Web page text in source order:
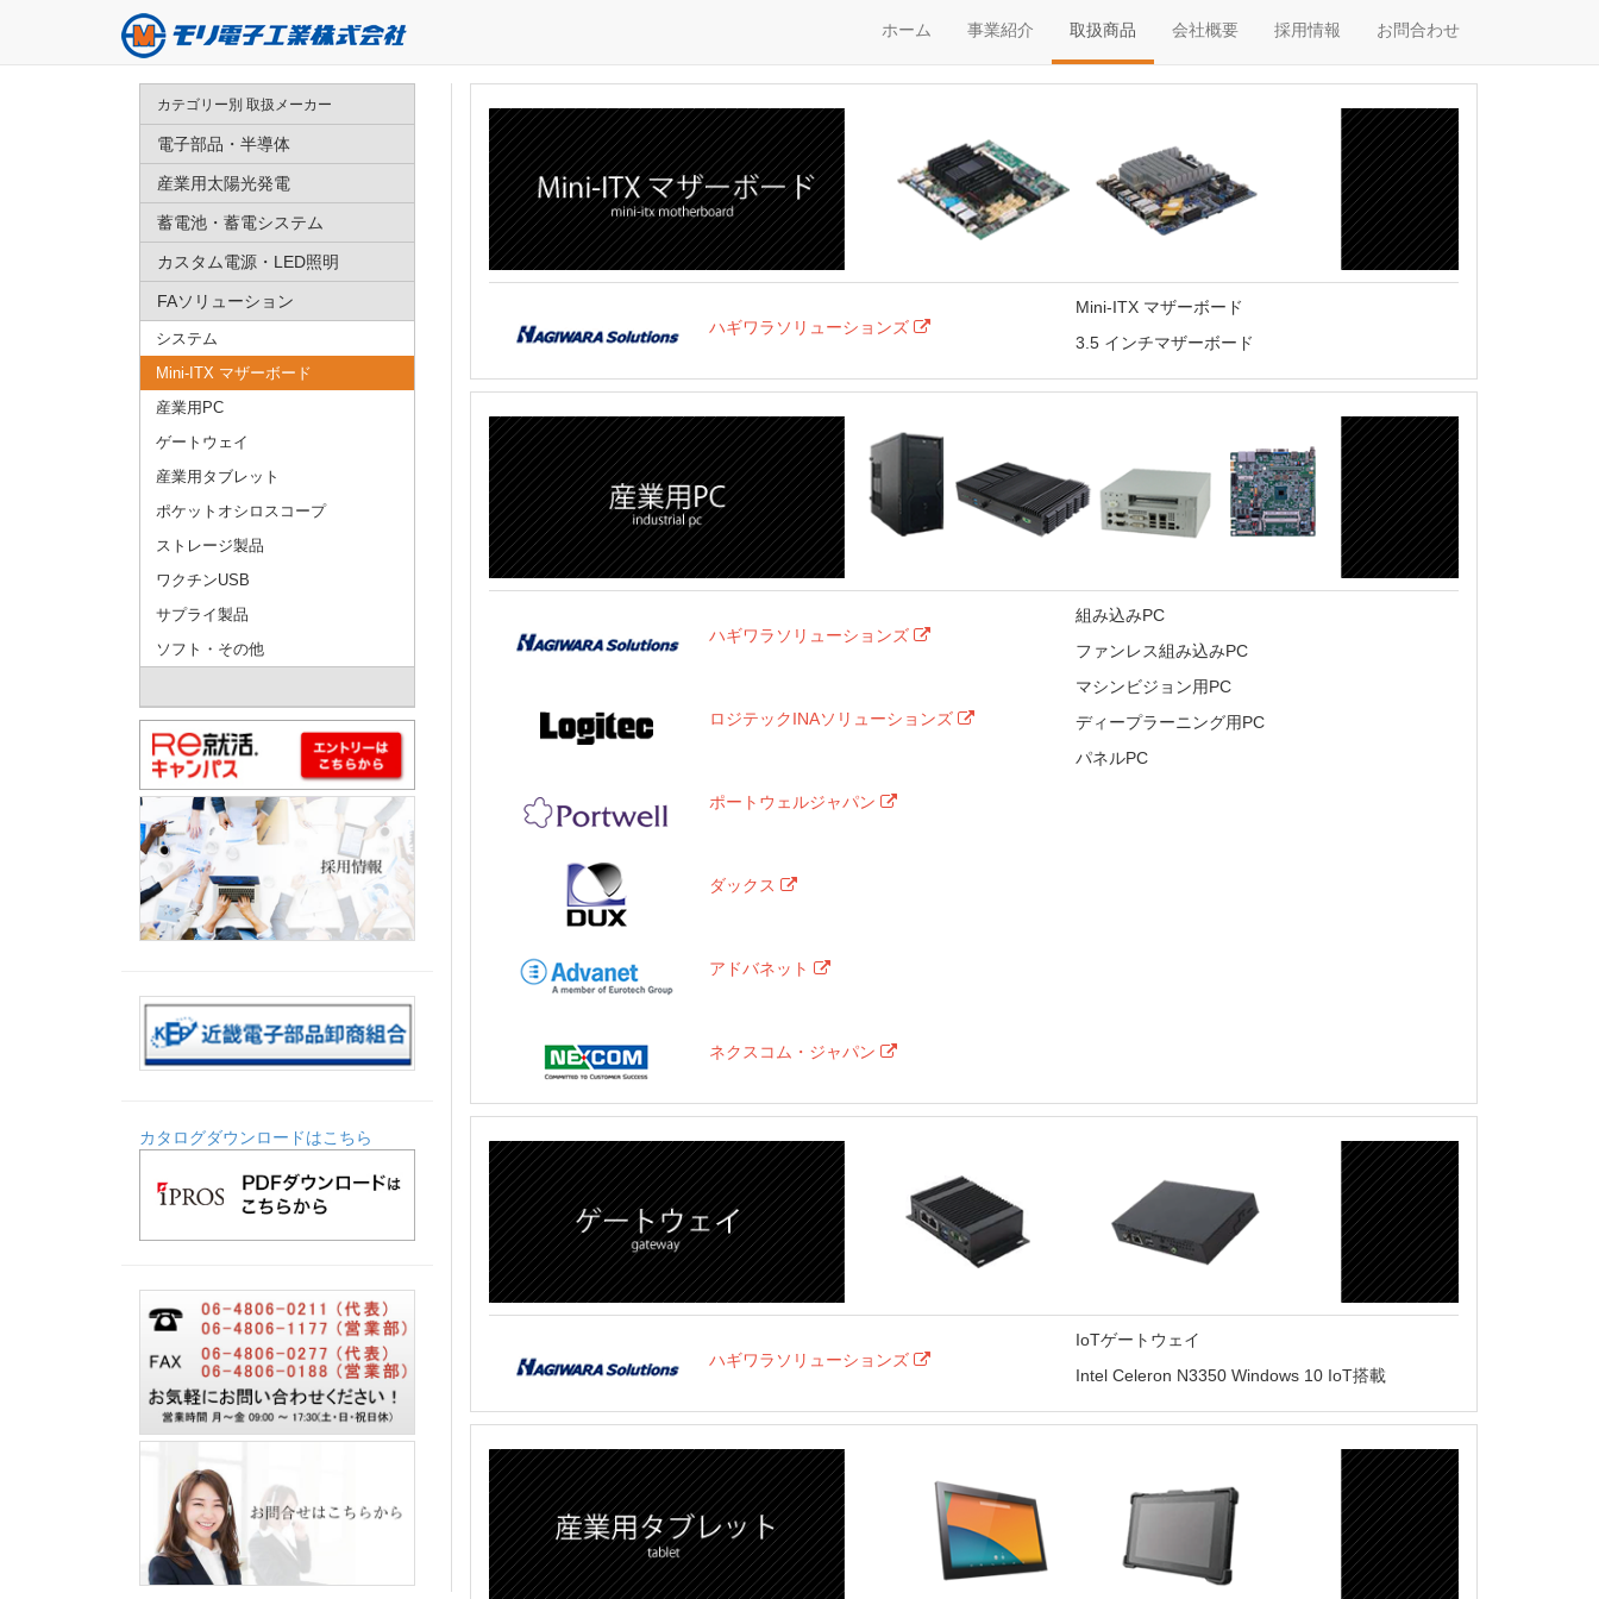
ホーム 事業紹介 取扱商品 会社概要 採用情報 お問合わせ
カテゴリー別 取扱メーカー
電子部品・半導体
産業用太陽光発電
蓄電池・蓄電システム
カスタム電源・LED照明
FAソリューション
システム
Mini-ITX マザーボード
産業用PC
ゲートウェイ
産業用タブレット
ポケットオシロスコープ
ストレージ製品
ワクチンUSB
サプライ製品
ソフト・その他
カタログダウンロードはこちら
ハギワラソリューションズ
Mini-ITX マザーボード
3.5 インチマザーボード
ハギワラソリューションズ
ロジテックINAソリューションズ
ポートウェルジャパン
ダックス
アドバネット
ネクスコム・ジャパン
組み込みPC
ファンレス組み込みPC
マシンビジョン用PC
ディープラーニング用PC
パネルPC
ハギワラソリューションズ
IoTゲートウェイ
Intel Celeron N3350 Windows 10 IoT搭載